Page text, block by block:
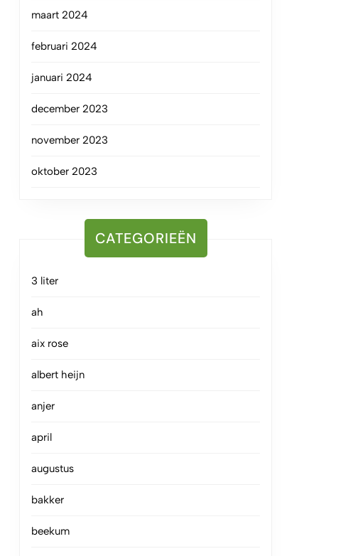
maart 2024
februari 2024
januari 2024
december 2023
november 2023
oktober 2023
CATEGORIEËN
3 liter
ah
aix rose
albert heijn
anjer
april
augustus
bakker
beekum